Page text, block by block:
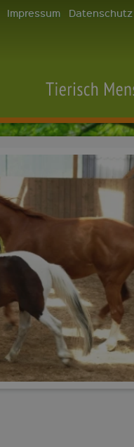
Impressum Datenschutz